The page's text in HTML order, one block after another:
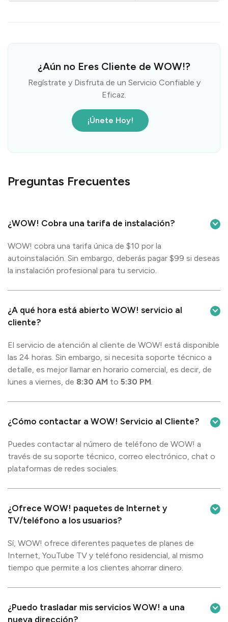
¿Aún no Eres Cliente de WOW!?
Regístrate y Disfruta de un Servicio Confiable y
Eficaz.
¡Únete Hoy!
Preguntas Frecuentes
¿WOW! Cobra una tarifa de instalación?
WOW! cobra una tarifa única de $10 por la
autoinstalación. Sin embargo, deberás pagar $99 si deseas
la instalación profesional para tu servicio.
¿A qué hora está abierto WOW! servicio al
cliente?
El servicio de atención al cliente de WOW! está disponible
las 24 horas. Sin embargo, si necesita soporte técnico a
detalle, es mejor llamar en horario comercial, es decir, de
lunes a viernes, de 8:30 AM to 5:30 PM.
¿Cómo contactar a WOW! Servicio al Cliente?
Puedes contactar al número de teléfono de WOW! a
través de su soporte técnico, correo electrónico, chat o
plataformas de redes sociales.
¿Ofrece WOW! paquetes de Internet y
TV/teléfono a los usuarios?
Sí, WOW! ofrece diferentes paquetes de planes de
Internet, YouTube TV y teléfono residencial, al mismo
tiempo que permite a los clientes ahorrar dinero.
¿Puedo trasladar mis servicios WOW! a una